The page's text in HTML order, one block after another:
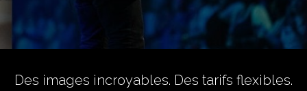
Des images incroyables. Des tarifs flexibles.